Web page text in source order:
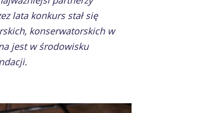
lata konkurs stał się
konserwatorskich w
jest w środowisku